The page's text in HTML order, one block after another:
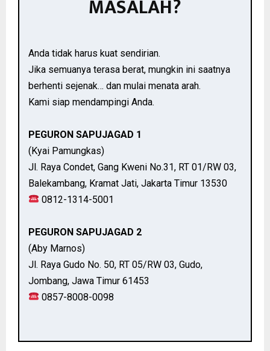
MASALAH?
Anda tidak harus kuat sendirian.
Jika semuanya terasa berat, mungkin ini saatnya
berhenti sejenak… dan mulai menata arah.
Kami siap mendampingi Anda.
PEGURON SAPUJAGAD 1
(Kyai Pamungkas)
Jl. Raya Condet, Gang Kweni No.31, RT 01/RW 03,
Balekambang, Kramat Jati, Jakarta Timur 13530
0812-1314-5001
PEGURON SAPUJAGAD 2
(Aby Marnos)
Jl. Raya Gudo No. 50, RT 05/RW 03, Gudo,
Jombang, Jawa Timur 61453
0857-8008-0098